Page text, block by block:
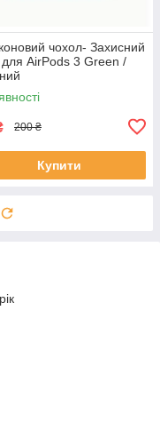
чохол- Захисний
для AirPods 3 Green /
200 ₴
Купити